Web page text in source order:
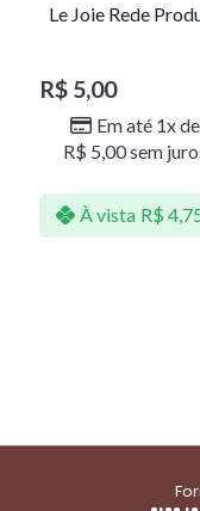
Le Joie Rede
R$ 5,00
Em até 1x de
R$ 5,00sem
À vista R$